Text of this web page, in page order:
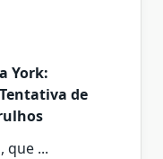
York:
de
que ...